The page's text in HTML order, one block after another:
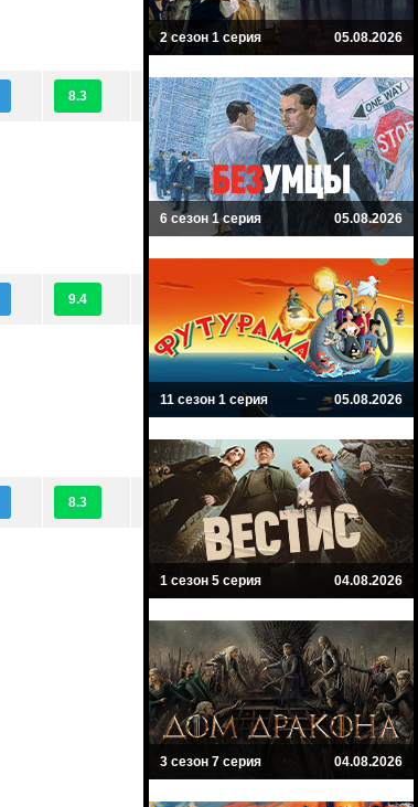
8.3
9.4
8.3
2 сезон 1 серия 05.08.2026
6 сезон 1 серия 05.08.2026
11 сезон 1 серия 05.08.2026
1 сезон 5 серия 04.08.2026
3 сезон 7 серия 04.08.2026